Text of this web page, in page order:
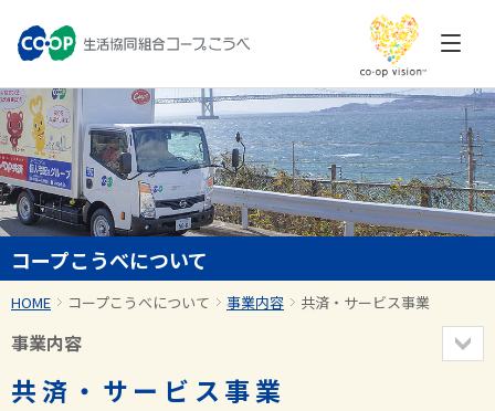
コープこうべについて
HOME コープこうべについて 事業内容 共済・サービス事業
事業内容
共済・サービス事業